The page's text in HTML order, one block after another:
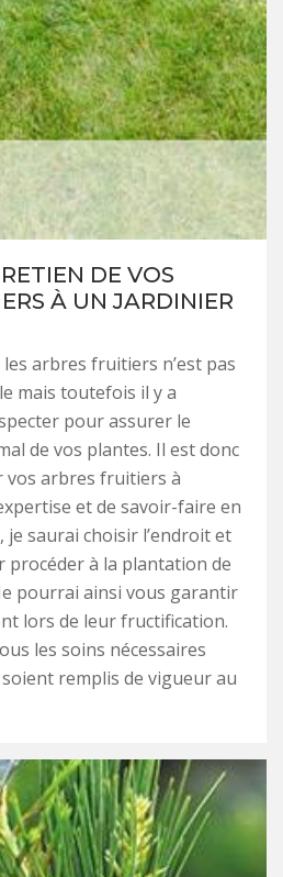
DE VOS
À UN JARDINIER
arbres fruitiers n’est pas
mais toutefois il y a
pour assurer le
de vos plantes. Il est donc
vos arbres fruitiers à
et de savoir-faire en
je saurai choisir l’endroit et
procéder à la plantation de
pourrai ainsi vous garantir
lors de leur fructification.
les soins nécessaires
remplis de vigueur au